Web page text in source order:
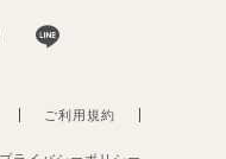
ご利用規約